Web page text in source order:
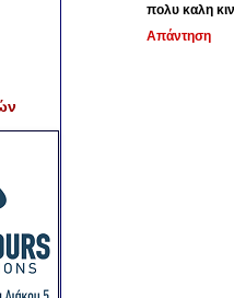
πολυ καλη
Απάντηση